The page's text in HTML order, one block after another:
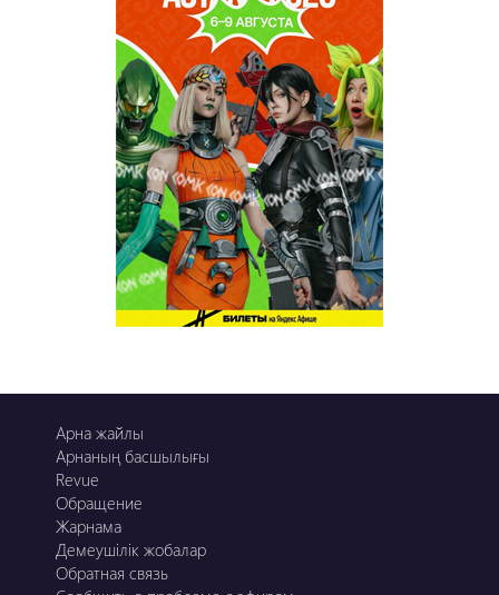
Ұ-Night show
Арна жайлы
Арнаның басшылығы
Revue
Обращение
Жарнама
Демеушілік жобалар
Обратная связь